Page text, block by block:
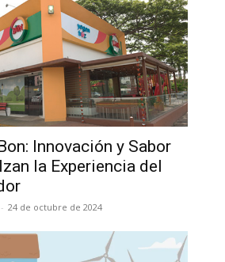
Innovación y Sabor
la Experiencia del
- 24 de octubre de 2024